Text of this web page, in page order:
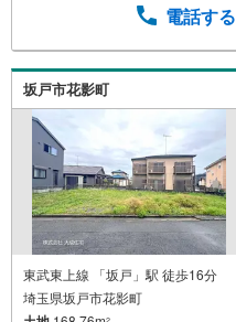
電話する
坂戸市花影町
東武東上線 「坂戸」駅 徒歩16分
埼玉県坂戸市花影町